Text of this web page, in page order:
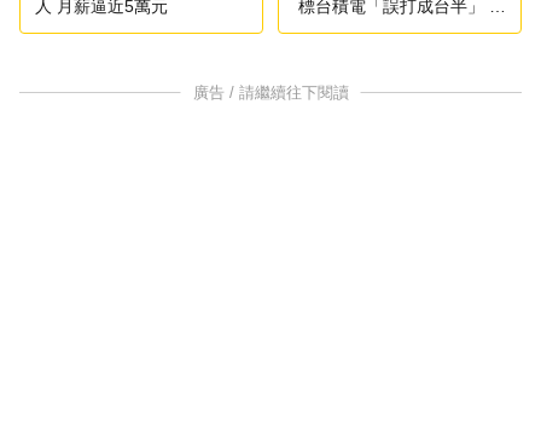
人 月薪逼近5萬元
標台積電「誤打成台半」 股
價直接拉漲停
廣告 / 請繼續往下閱讀